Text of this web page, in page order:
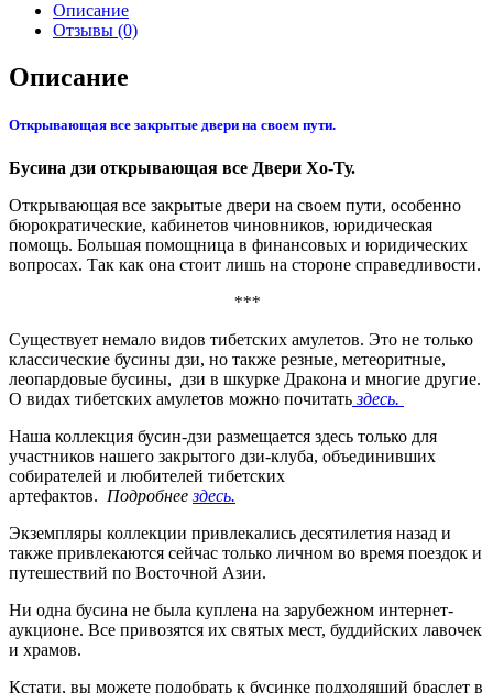
Описание
Отзывы (0)
Описание
Открывающая все закрытые двери на своем пути.
Бусина дзи открывающая все Двери Хо-Ту.
Открывающая все закрытые двери на своем пути, особенно
бюрократические, кабинетов чиновников, юридическая
помощь. Большая помощница в финансовых и юридических
вопросах. Так как она стоит лишь на стороне справедливости.
***
Существует немало видов тибетских амулетов. Это не только
классические бусины дзи, но также резные, метеоритные,
леопардовые бусины, дзи в шкурке Дракона и многие другие.
О видах тибетских амулетов можно почитатьздесь.
Наша коллекция бусин-дзи размещается здесь только для
участников нашего закрытого дзи-клуба, объединивших
собирателей и любителей тибетских
артефактов. Подробнеездесь.
Экземпляры коллекции привлекались десятилетия назад и
также привлекаются сейчас только личном во время поездок и
путешествий по Восточной Азии.
Ни одна бусина не была куплена на зарубежном интернет-
аукционе. Все привозятся их святых мест, буддийских лавочек
и храмов.
Кстати, вы можете подобрать к бусинке подходящий браслет в